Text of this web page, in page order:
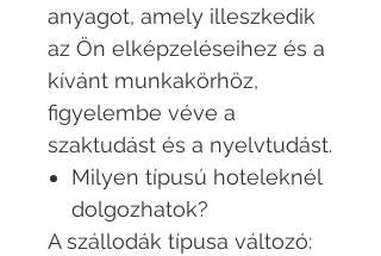
anyagot, amely illeszkedik
az Ön elképzeléseihez és a
kívánt munkakörhöz,
figyelembe véve a
szaktudást és a nyelvtudást.
Milyen típusú hoteleknél
dolgozhatok?
A szállodák típusa változó: